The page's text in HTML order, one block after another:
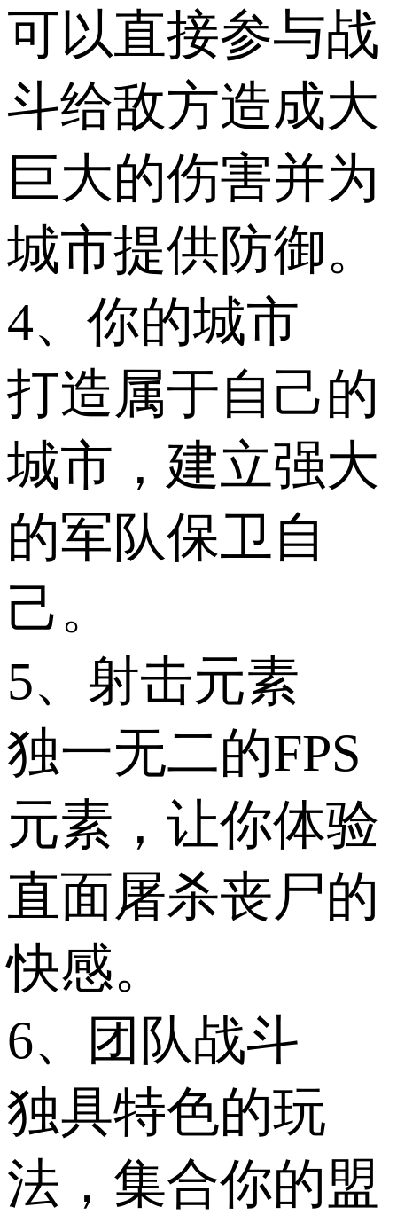
可以直接参与战
斗给敌方造成大
巨大的伤害并为
城市提供防御。
4、你的城市
打造属于自己的
城市，建立强大
的军队保卫自
己。
5、射击元素
独一无二的FPS
元素，让你体验
直面屠杀丧尸的
快感。
6、团队战斗
独具特色的玩
法，集合你的盟